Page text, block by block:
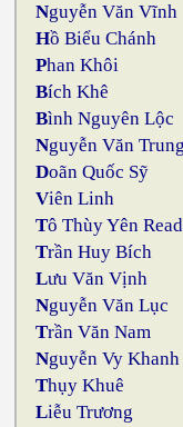
Nguyễn Văn Vĩnh
Hồ Biểu Chánh
Phan Khôi
Bích Khê
Bình Nguyên Lộc
Nguyễn Văn Trung
Doãn Quốc Sỹ
Viên Linh
Tô Thùy Yên
Trần Huy Bích
Lưu Văn Vịnh
Nguyễn Văn Lục
Trần Văn Nam
Nguyễn Vy Khanh
Thụy Khuê
Liễu Trương